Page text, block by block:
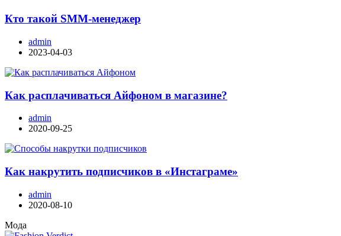
Кто такой SMM-менеджер
admin
2023-04-03
Как расплачиваться Айфоном в магазине?
admin
2020-09-25
Как накрутить подписчиков в «Инстаграме»
admin
2020-08-10
Мода